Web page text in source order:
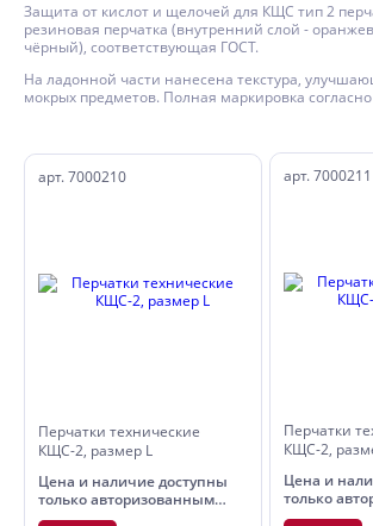
Защита от кислот и щелочей для КЩС тип 2
резиновая перчатка (внутренний слой -
чёрный), соответствующая ГОСТ.
На ладонной части нанесена текстура,
мокрых предметов. Полная маркировка
арт. 7000210
Перчатки технические
КЩС-2, размер L
Цена и наличие доступны
только авторизованным
пользователям
арт. 7000211
Перчатки
КЩС-2,
Цена и
только